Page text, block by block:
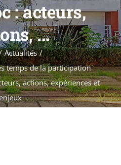
Appels
: acteurs,
...
Actualités
temps de la participation
actions, expériences et